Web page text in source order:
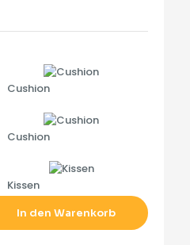
Cushion
Cushion
Kissen
In den Warenkorb